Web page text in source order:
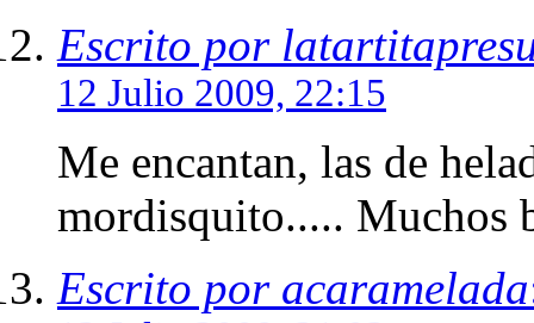
Escrito por
12 Julio 2009, 22:15
Me encantan, las de
mordisquito..... Muchos
Escrito por acaramelada